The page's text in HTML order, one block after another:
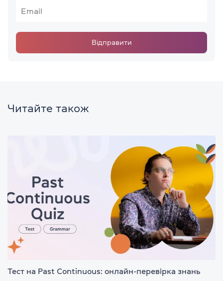
Відправити
Читайте також
Тест на Past Continuous: онлайн-перевірка знань